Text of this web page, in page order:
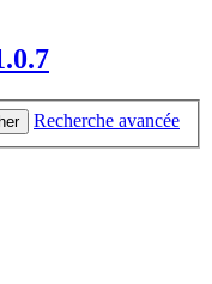
Recherche avancée